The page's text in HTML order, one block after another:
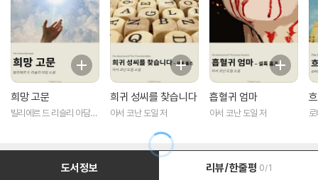
희망 고문
빌리에르 드 리슬리 아담
희귀 성씨를 찾습니다
아서 코난 도일 저
흡혈귀 엄마
아서 코난 도일 저
도서정보 리뷰/한줄평 0/1